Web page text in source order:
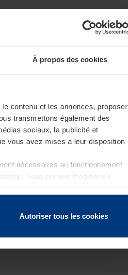
À propos des cookies
contenu et les annonces, proposer
transmettons également des
sociaux, la publicité et
vous avez mises à leur disposition
nécessaires au fonctionnement
Vous pouvez modifier ou
Autoriser tous les cookies